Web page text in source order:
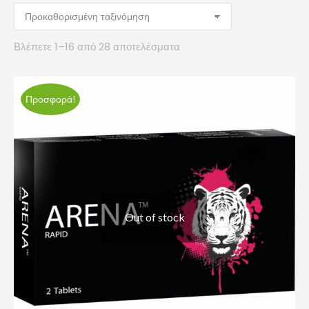
Βλέπετε 1–16 από 28 αποτελέσματα
Προσφορά!
Out of stock